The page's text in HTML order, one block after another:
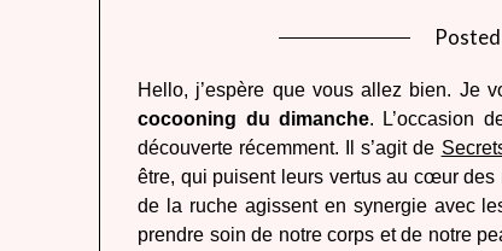
Hello, j’espère que vous allez bien. Je
cocooning du dimanche. L’occasion
découverte récemment. Il s’agit de
être, qui puisent leurs vertus au cœur
de la ruche agissent en synergie avec
prendre soin de notre corps et de notre